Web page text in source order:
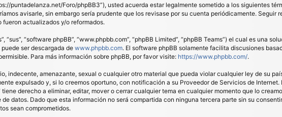
puntadelanza.net/Foro/phpBB3”), usted acuerda estar legalmente sometido a los siguientes
avisarle, sin embargo sería prudente que los revisase por su cuenta periódicamente. Seguir
actualizados y/o reformados.
“software phpBB”, “www.phpbb.com”, “phpBB Limited”, “phpBB Teams”) el cual es una
puede ser descargada de www.phpbb.com. El software phpBB solamente facilita discusiones
Para más información sobre phpBB, por favor visite: https://www.phpbb.com/.
indecente, amenazante, sexual o cualquier otro material que pueda violar cualquier ley de su
expulsado y, si lo creemos oportuno, con notificación a su Proveedor de Servicios de
derecho a eliminar, editar, mover o cerrar cualquier tema en cualquier momento que lo
datos. Dado que esta información no será compartida con ninguna tercera parte sin su
sean comprometidos.